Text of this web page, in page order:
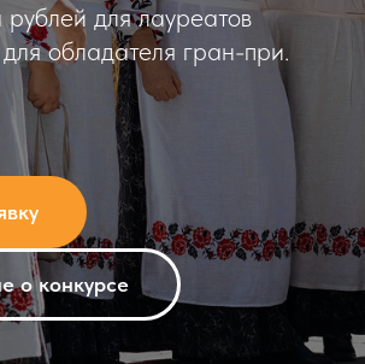
для лауреатов
обладателя гран-при.
о конкурсе